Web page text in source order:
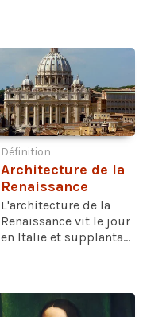
Définition
Architecture de la
Renaissance
L'architecture de la
Renaissance vit le jour
en Italie et supplanta...